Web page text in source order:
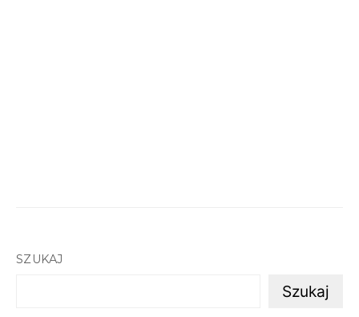
SZUKAJ
Szukaj